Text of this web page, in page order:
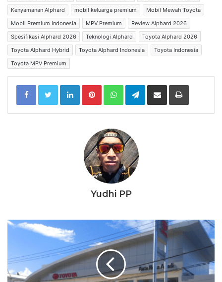
Kenyamanan Alphard
mobil keluarga premium
Mobil Mewah Toyota
Mobil Premium Indonesia
MPV Premium
Review Alphard 2026
Spesifikasi Alphard 2026
Teknologi Alphard
Toyota Alphard 2026
Toyota Alphard Hybrid
Toyota Alphard Indonesia
Toyota Indonesia
Toyota MPV Premium
LinkedInPinterestWhatsAppTelegramShare via Email Print
Yudhi PP